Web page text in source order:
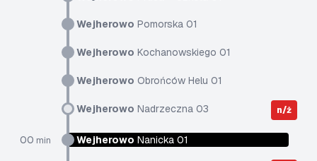
Wejherowo Pomorska 01
Wejherowo Kochanowskiego 01
Wejherowo Obrońców Helu 01
Wejherowo Nadrzeczna 03 n/ż
00 min Wejherowo Nanicka 01